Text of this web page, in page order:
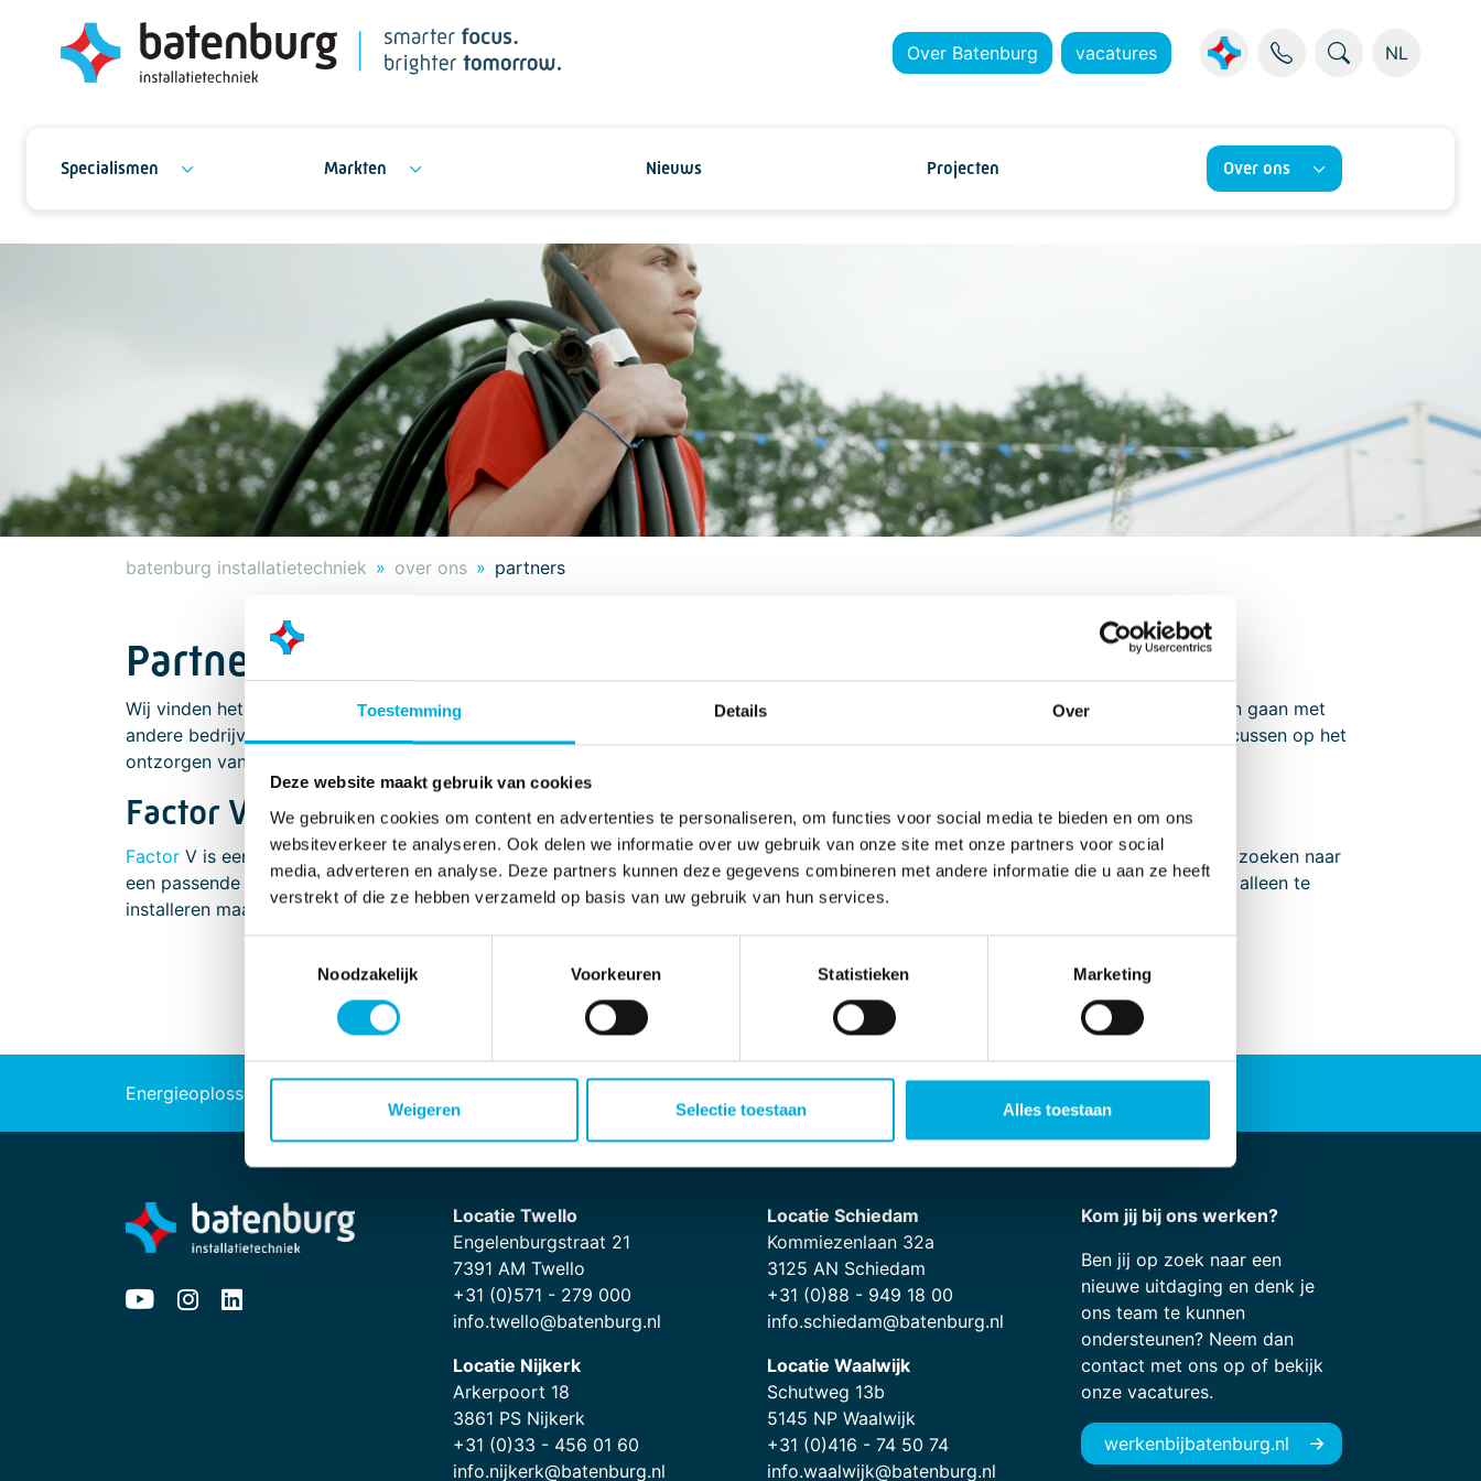
Toestemming Details Over
Deze website maakt gebruik van cookies
We gebruiken cookies om content en advertenties te personaliseren, om functies voor social media te bieden en om ons
websiteverkeer te analyseren. Ook delen we informatie over uw gebruik van onze site met onze partners voor social
media, adverteren en analyse. Deze partners kunnen deze gegevens combineren met andere informatie die u aan ze heeft
verstrekt of die ze hebben verzameld op basis van uw gebruik van hun services.
Noodzakelijk
Voorkeuren Statistieken Marketing
Weigeren Selectie toestaan Alles toestaan
Over Batenburg vacatures NL
Specialismen Markten Nieuws Projecten Over ons
batenburg installatietechniek over ons partners
Partners
Wij vinden het belangrijk ons zoveel mogelijk te blijven ontwikkelen. Dit doen wij onder andere door middel van partnerschappen aan gaan met
andere bedrijven. Door deze partnerschappen ontwikkelen wij ons nog meer in de installatiebranche en kunnen we ons nog beter focussen op het
ontzorgen van onze klanten.
Factor V
FactorV is een samenwerkingsverband tussen verschillende bedrijven in groen- en vastgoedonderhoud. Het draait hierbij om samen zoeken naar
een passende oplossing voor de klant op het gebied van totaalinstallaties. Batenburg Installatietechniek levert zijn aandeel door niet alleen te
installeren maar ook mee te denken over het concept.
Energieoplossingen
Locatie Twello
Engelenburgstraat 21
7391 AM Twello
+31 (0)571 - 279 000
info.twello@batenburg.nl
Locatie Nijkerk
Arkerpoort 18
3861 PS Nijkerk
+31 (0)33 - 456 01 60
info.nijkerk@batenburg.nl
Locatie Schiedam
Kommiezenlaan 32a
3125 AN Schiedam
+31 (0)88 - 949 18 00
info.schiedam@batenburg.nl
Locatie Waalwijk
Schutweg 13b
5145 NP Waalwijk
+31 (0)416 - 74 50 74
info.waalwijk@batenburg.nl
Kom jij bij ons werken?
Ben jij op zoek naar een
nieuwe uitdaging en denk je
ons team te kunnen
ondersteunen? Neem dan
contact met ons op of bekijk
onze vacatures.
werkenbijbatenburg.nl